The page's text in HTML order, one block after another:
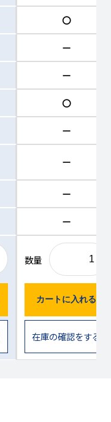
〇
ー
ー
〇
ー
ー
ー
ー
数量
カートに入れる
在庫の確認をする